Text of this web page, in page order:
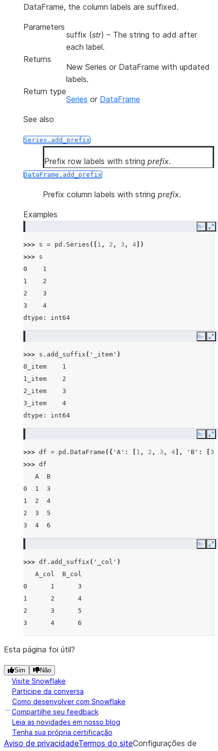
DataFrame, the column labels are suffixed.
Parameters
suffix (str) – The string to add after
each label.
Returns
New Series or DataFrame with updated
labels.
Return type
Series or DataFrame
See also
Series.add_prefix
Prefix row labels with string prefix.
DataFrame.add_prefix
Prefix column labels with string prefix.
Examples
Copy
>>> s = pd . Series ([ 1 , 2 , 3 , 4 ])
>>> s
0    1
1    2
2    3
3    4
dtype: int64
Copy
>>> s . add_suffix ( '_item' )
0_item    1
1_item    2
2_item    3
3_item    4
dtype: int64
Copy
>>> df = pd . DataFrame ({ 'A' : 1 , 2 , 3 , 4 ], 'B' : 3
>>> df
   A  B
0  1  3
1  2  4
2  3  5
3  4  6
Copy
>>> df . add_suffix ( '_col' )
   A_col  B_col
0      1      3
1      2      4
2      3      5
3      4      6
Esta página foi útil?
Sim Não
Visite Snowflake
Participe da conversa
Como desenvolver com Snowflake
Compartilhe seu feedback
Leia as novidades em nosso blog
Tenha sua própria certificação
Aviso de privacidadeTermos do siteConfigurações de